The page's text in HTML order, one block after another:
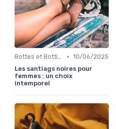
Bottes et Bottines • 10/06/2025
Les santiags noires pour
femmes : un choix
intemporel